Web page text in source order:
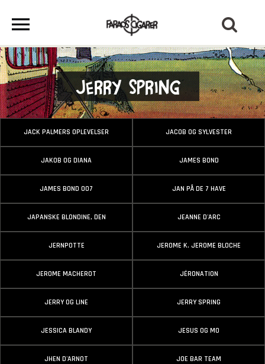
Jerry Spring
JACK PALMERS OPLEVELSER JACOB OG SYLVESTER
JAKOB OG DIANA JAMES BOND
JAMES BOND 007 JAN PÅ DE 7 HAVE
JAPANSKE BLONDINE, DEN JEANNE D'ARC
JERNPOTTE JEROME K. JEROME BLOCHE
JEROME MACHEROT JÉRONATION
JERRY OG LINE JERRY SPRING
JESSICA BLANDY JESUS OG MO
JHEN D'ARNOT JOE BAR TEAM